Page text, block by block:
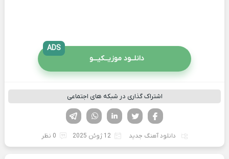
دانلــود موزیــکیـــو
ADS
اشتراک گذاری در شبکه های اجتماعی
لینکدین تویتر
فیسوک
دانلود آهنگ جدید 12 ژوئن 2025 0 نظر